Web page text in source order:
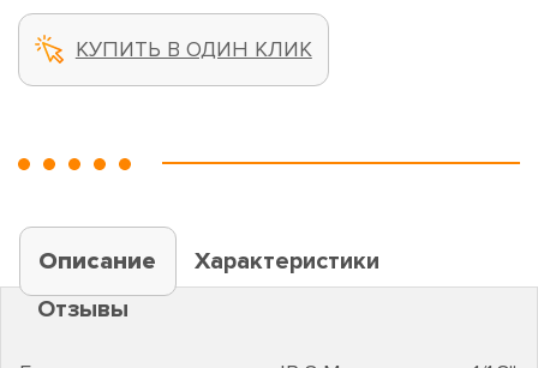
КУПИТЬ В ОДИН КЛИК
Описание
Характеристики
Отзывы